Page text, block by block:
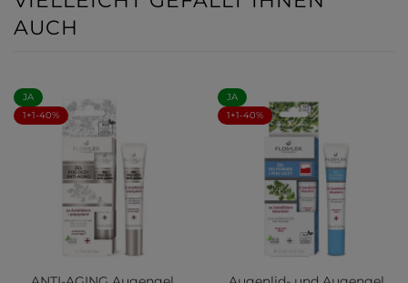
AUCH
JA
1+1-40%
JA
1+1-40%